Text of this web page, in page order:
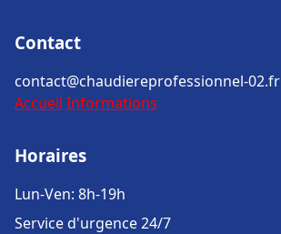
Contact
contact@chaudiereprofessionnel-02.fr
Accueil Informations
Horaires
Lun-Ven: 8h-19h
Service d'urgence 24/7